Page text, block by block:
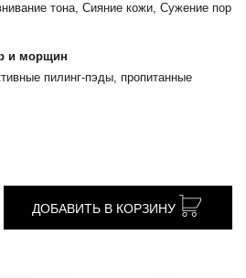
тона, Сияние кожи, Сужение пор
и морщин
пилинг-пэды, пропитанные
ДОБАВИТЬ В КОРЗИНУ